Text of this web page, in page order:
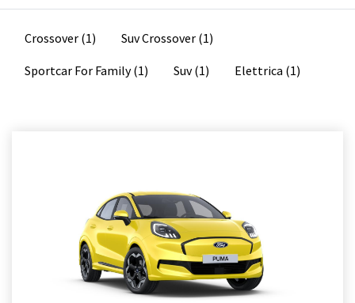
Crossover (1) Suv Crossover (1)
Sportcar For Family(1) Suv(1) Elettrica (1)